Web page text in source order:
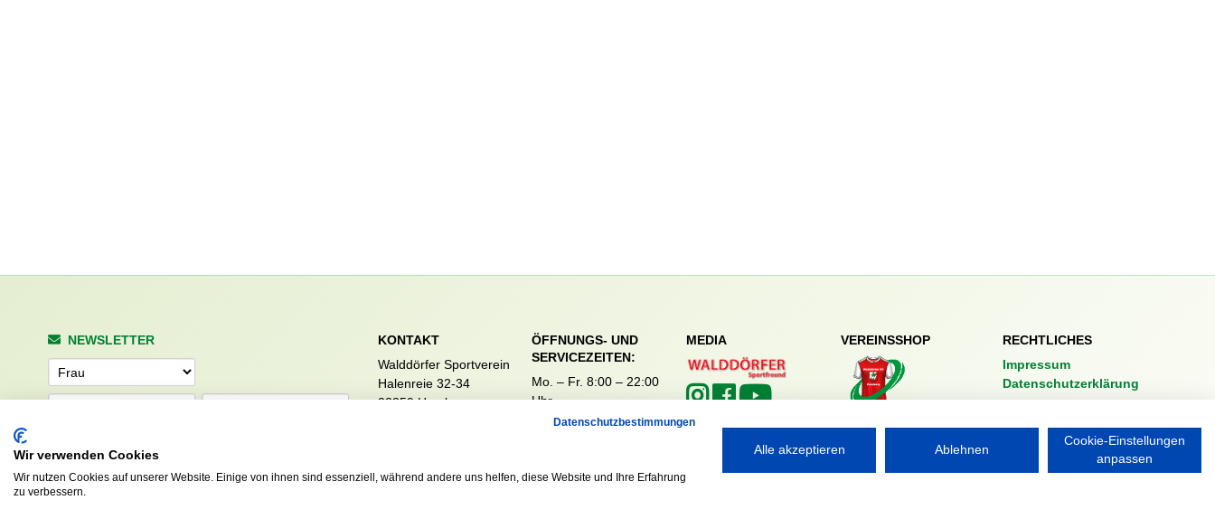
NEWSLETTER
Anrede
KONTAKT
Walddörfer Sportverein
Halenreie 32-34
22359 Hamburg
ÖFFNUNGS- UND
SERVICEZEITEN:
Mo. – Fr. 8:00 – 22:00
Uhr
Sa. & So. 9:00 – 19:00
MEDIA VEREINSSHOP
RECHTLICHES
Impressum
Datenschutzerklärung
Datenschutzbestimmungen
Wir verwenden Cookies
Wir nutzen Cookies auf unserer Website. Einige von ihnen sind essenziell, während andere uns helfen, diese Website und Ihre Erfahrung
zu verbessern.
Alle akzeptieren Ablehnen
Cookie-Einstellungen
anpassen